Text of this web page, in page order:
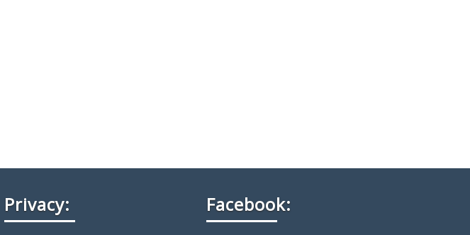
Privacy: Facebook: